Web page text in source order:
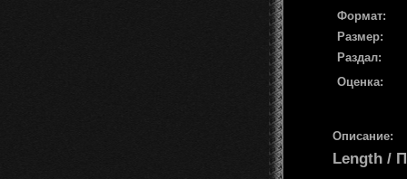
Формат:
Размер:
Раздал:
Оценка:
Описание:
Length /